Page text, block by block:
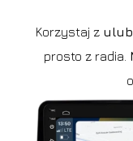
Korzystaj z
prosto z radia.